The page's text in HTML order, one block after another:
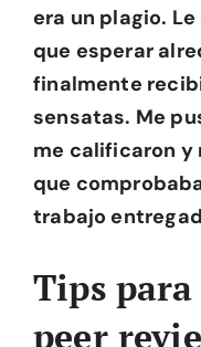
era un plagio.
que esperar
finalmente
sensatas. Me
me calificaron y
que
trabajo
Tips
peer